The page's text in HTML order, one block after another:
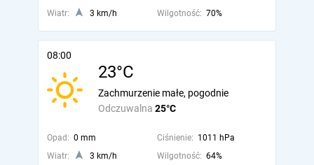
Wiatr: 3 km/h Wilgotność: 70%
08:00
23°C
Odczuwalna 25°C
Zachmurzenie małe, pogodnie
Opad: 0 mm Ciśnienie: 1011 hPa
Wiatr:
3 km/h Wilgotność: 64%